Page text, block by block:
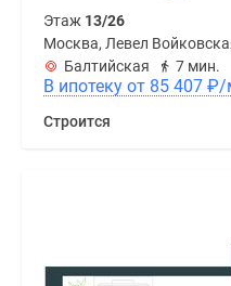
Этаж 13/26
Москва, Левел
Балтийская
7 мин.
В ипотеку от 85 407 ₽/
Строится